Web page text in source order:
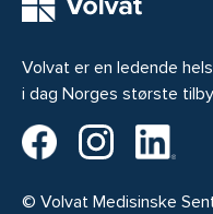
Volvat er en ledende
i dag Norges største
Volvat på Facebook
Volvat på
© Volvat Medisinske